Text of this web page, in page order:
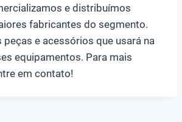
e distribuímos
fabricantes do segmento.
e acessórios que usará na
equipamentos. Para mais
em contato!